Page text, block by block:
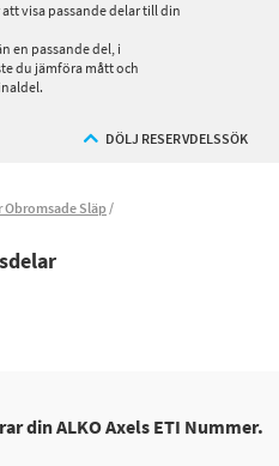
visa passande delar till din
en passande del, i
du jämföra mått och
DÖLJ RESERVDELSSÖK
Obromsade Släp
din ALKO Axels ETI Nummer.